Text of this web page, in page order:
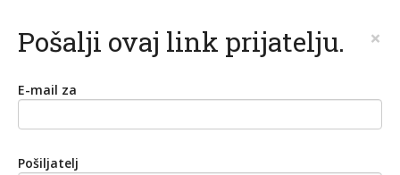
Pošalji ovaj link prijatelju. ×
E-mail za
Pošiljatelj